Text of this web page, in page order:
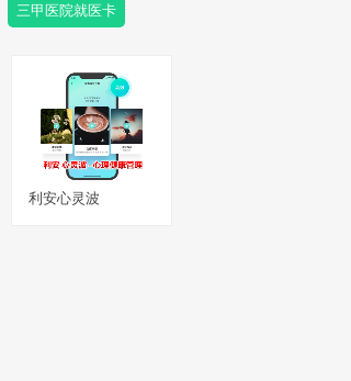
三甲医院就医卡
利安心灵波